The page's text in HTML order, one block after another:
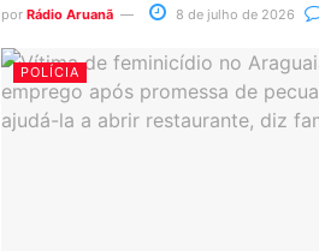
por Rádio Aruanã 8 de julho de 2026
POLÍCIA